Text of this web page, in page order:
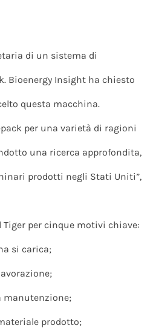
di un sistema di
Bioenergy Insight ha chiesto
questa macchina.
per una varietà di ragioni
una ricerca approfondita,
prodotti negli Stati Uniti”,
Tiger per cinque motivi chiave:
si carica;
manutenzione;
prodotto;